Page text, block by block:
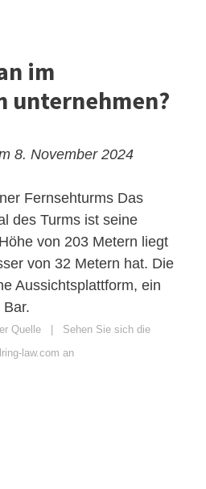
im
unternehmen?
8. November 2024
Fernsehturms Das
des Turms ist seine
von 203 Metern liegt
von 32 Metern hat. Die
Aussichtsplattform, ein
Quelle
Sehen Sie sich die
law.com an